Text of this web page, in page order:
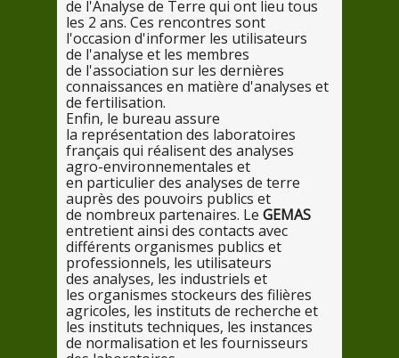
de l'Analyse de Terre qui ont lieu tous
les 2 ans. Ces rencontres sont
l'occasion d'informer les utilisateurs
de l'analyse et les membres
de l'association sur les dernières
connaissances en matière d'analyses et
de fertilisation.
Enfin, le bureau assure
la représentation des laboratoires
français qui réalisentdes analyses
agro-environnementales et
en particulierdes analyses de terre
auprès des pouvoirs publics et
de nombreux partenaires. Le GEMAS
entretient ainsi des contacts avec
différents organismes publics et
professionnels, les utilisateurs
des analyses, les industriels et
les organismes stockeurs des filières
agricoles, les instituts de recherche et
les instituts techniques, les instances
de normalisation et les fournisseurs